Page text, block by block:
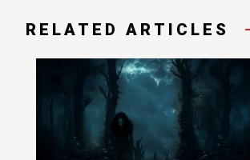
RELATED ARTICLES